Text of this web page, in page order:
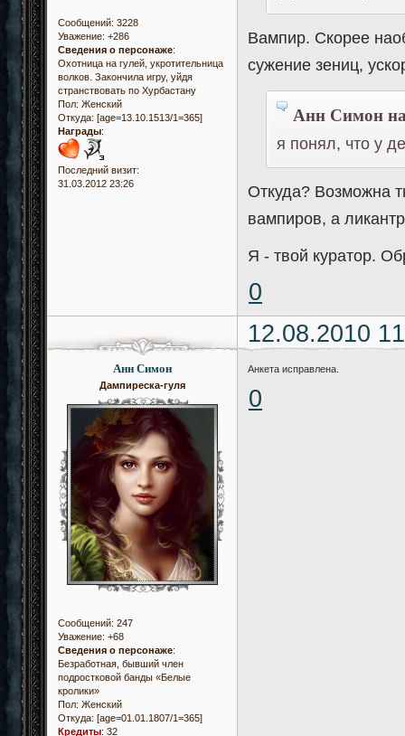
Сообщений: 3228
Уважение: +286
Сведения о персонаже:
Охотница на гулей, укротительница
волков. Закончила игру, уйдя
странствовать по Хурбастану
Пол: Женский
Откуда: [age=13.10.1513/1=365]
Награды:
Последний визит:
31.03.2012 23:26
Вампир. Скорее
сужение зениц,
Анн Симон
я понял, что у
Откуда? Возможна
вампиров, а
Я - твой куратор.
0
12.08.2010
Анн Симон
Дампиреска-гуля
Сообщений: 247
Уважение: +68
Сведения о персонаже:
Безработная, бывший член
подростковой банды «Белые
кролики»
Пол: Женский
Откуда: [age=01.01.1807/1=365]
Кредиты: 32
Анкета исправлена.
0